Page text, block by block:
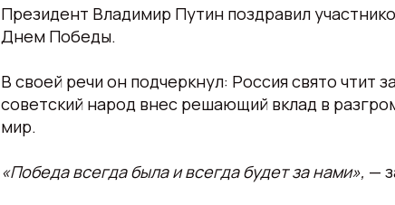
Президент Владимир Путин поздравил
Днем Победы.
В своей речи он подчеркнул: Россия свято чтит
советский народ внес решающий вклад в
мир.
«Победа всегда была и всегда будет за нами», —